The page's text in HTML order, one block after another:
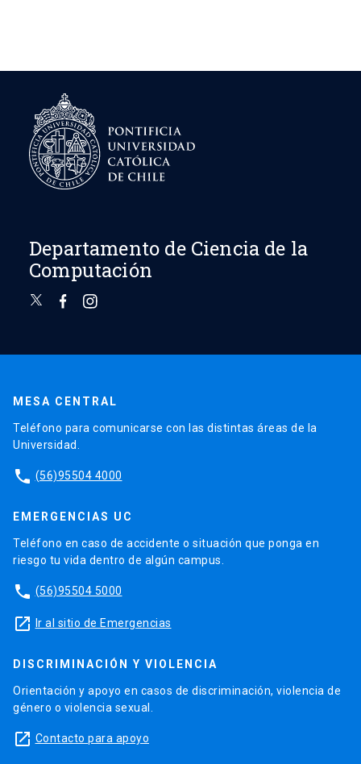
Departamento de Ciencia de la
Computación
MESA CENTRAL
Teléfono para comunicarse con las distintas áreas de la
Universidad.
phone (56)95504 4000
EMERGENCIAS UC
Teléfono en caso de accidente o situación que ponga en
riesgo tu vida dentro de algún campus.
phone (56)95504 5000
launch Ir al sitio de Emergencias
DISCRIMINACIÓN Y VIOLENCIA
Orientación y apoyo en casos de discriminación, violencia de
género o violencia sexual.
launch Contacto para apoyo